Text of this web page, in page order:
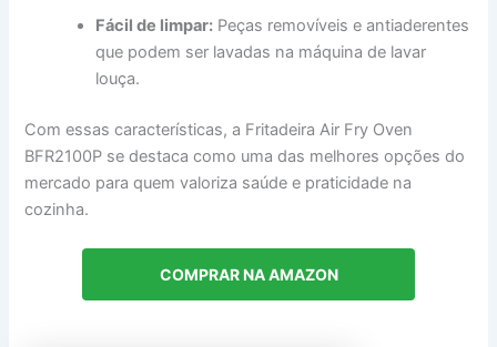
Fácil de limpar: Peças removíveis e antiaderentes
que podem ser lavadas na máquina de lavar
louça.
Com essas características, a Fritadeira Air Fry Oven
BFR2100P se destaca como uma das melhores opções do
mercado para quem valoriza saúde e praticidade na
cozinha.
COMPRAR NA AMAZON